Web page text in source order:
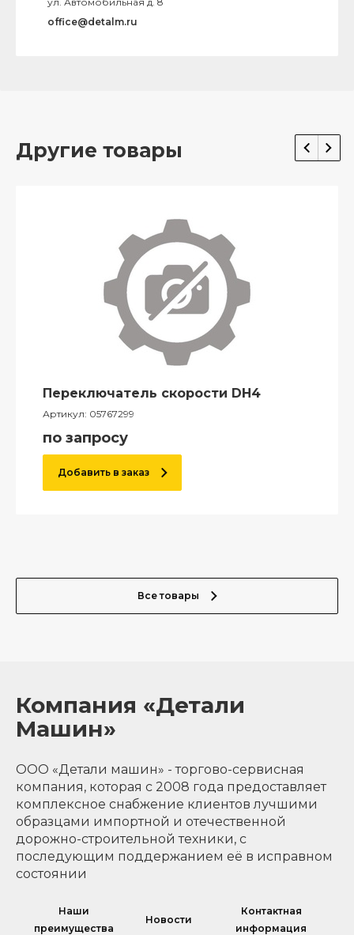
office@detalm.ru
Другие товары
Переключатель скорости DH4
Артикул: 05767299
по запросу
Добавить в заказ
Все товары
Компания «Детали
Машин»
ООО «Детали машин» - торгово-сервисная
компания, которая с 2008 года предоставляет
комплексное снабжение клиентов лучшими
образцами импортной и отечественной
дорожно-строительной техники, с
последующим поддержанием её в исправном
состоянии
Наши
преимущества
Новости
Контактная
информация